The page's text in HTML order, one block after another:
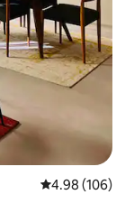
औसत रेटिंग 5 में से
4.98 (106)